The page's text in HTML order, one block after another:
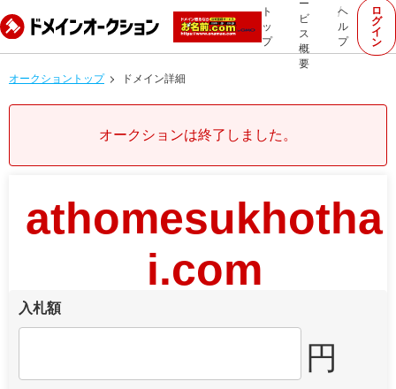
ト
ッ
プ
ー
ビ
ス
概
要
ヘ
ル
プ
ロ
グ
イ
ン
オークショントップ ドメイン詳細
オークションは終了しました。
athomesukhotha
i.com
入札額
円